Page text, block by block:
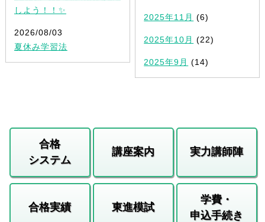
しよう！！✨
2026/08/03
夏休み学習法
2025年11月 (6)
2025年10月 (22)
2025年9月 (14)
合格
システム
講座案内 実力講師陣
合格実績 東進模試
学費・
申込手続き